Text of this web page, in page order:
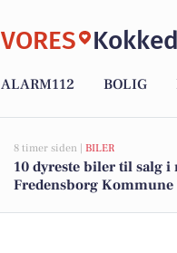
VORES
ALARM112 BOLIG
8 timer siden | BILER
10 dyreste biler til salg
Fredensborg Kommune